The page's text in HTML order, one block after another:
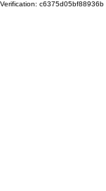
Verification: c6375d05bf88936b